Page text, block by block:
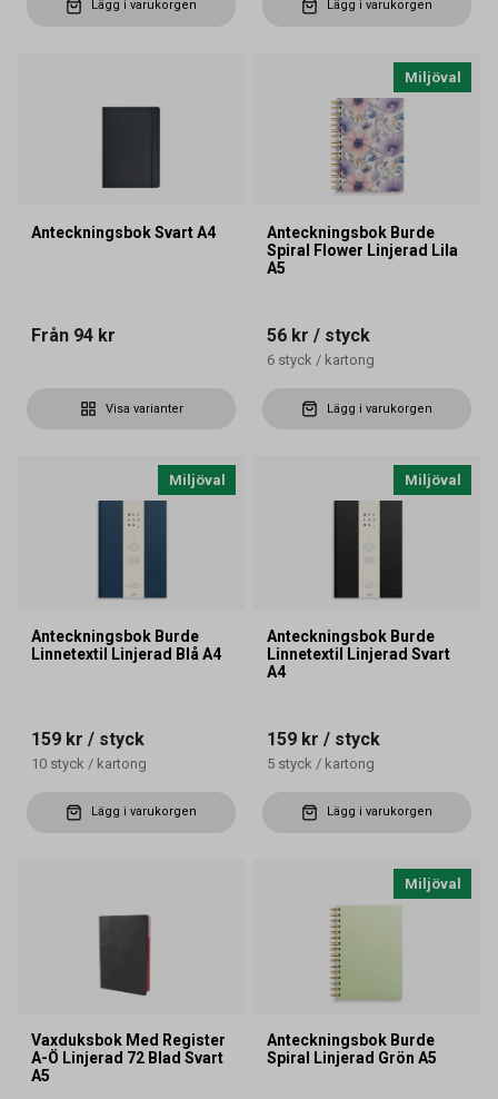
Lägg i varukorgen Lägg i varukorgen
Anteckningsbok Svart A4
Från 94 kr
Visa varianter
Miljöval
Anteckningsbok Burde
Spiral Flower Linjerad Lila
A5
56 kr / styck
6 styck / kartong
Lägg i varukorgen
Miljöval
Anteckningsbok Burde
Linnetextil Linjerad Blå A4
159 kr / styck
10 styck / kartong
Lägg i varukorgen
Miljöval
Anteckningsbok Burde
Linnetextil Linjerad Svart
A4
159 kr / styck
5 styck / kartong
Lägg i varukorgen
Vaxduksbok Med Register
A-Ö Linjerad 72 Blad Svart
A5
Miljöval
Anteckningsbok Burde
Spiral Linjerad Grön A5